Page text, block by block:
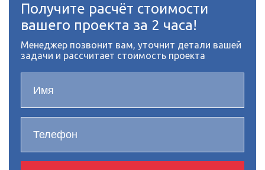
Получите расчёт стоимости
вашего проекта за 2 часа!
Менеджер позвонит вам, уточнит детали вашей
задачи и рассчитает стоимость проекта